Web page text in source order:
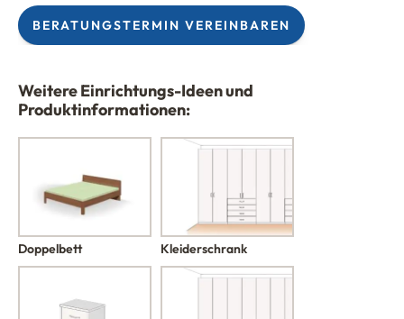
BERATUNGSTERMIN VEREINBAREN
Weitere Einrichtungs-Ideen und
Produktinformationen:
Doppelbett Kleiderschrank